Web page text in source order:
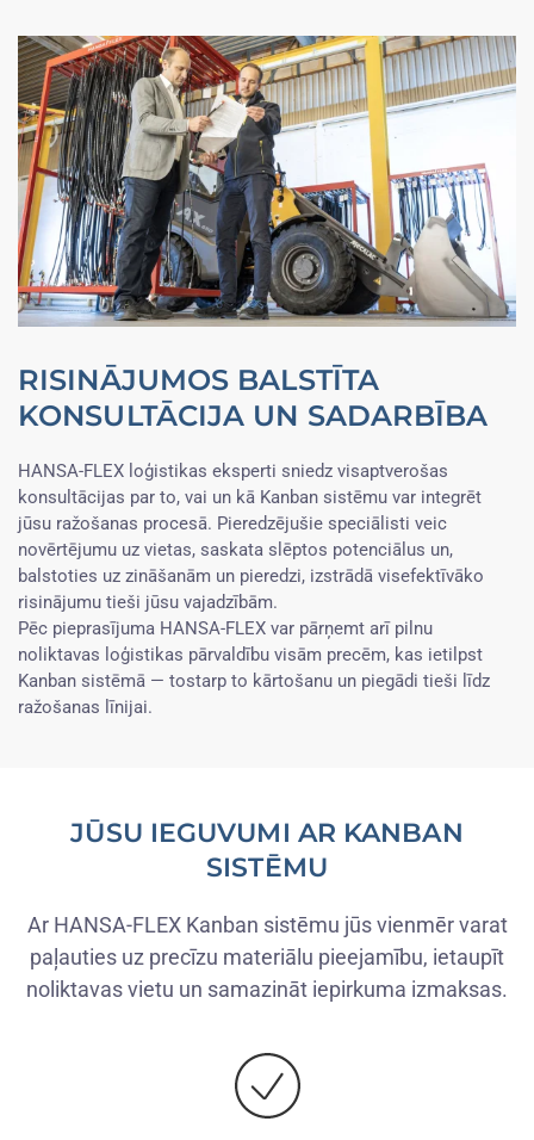
RISINĀJUMOS BALSTĪTA
KONSULTĀCIJA UN SADARBĪBA
HANSA-FLEX loģistikas eksperti sniedz visaptverošas
konsultācijas par to, vai un kā Kanban sistēmu var integrēt
jūsu ražošanas procesā. Pieredzējušie speciālisti veic
novērtējumu uz vietas, saskata slēptos potenciālus un,
balstoties uz zināšanām un pieredzi, izstrādā visefektīvāko
risinājumu tieši jūsu vajadzībām.
Pēc pieprasījuma HANSA-FLEX var pārņemt arī pilnu
noliktavas loģistikas pārvaldību visām precēm, kas ietilpst
Kanban sistēmā — tostarp to kārtošanu un piegādi tieši līdz
ražošanas līnijai.
JŪSU IEGUVUMI AR KANBAN
SISTĒMU
Ar HANSA-FLEX Kanban sistēmu jūs vienmēr varat
paļauties uz precīzu materiālu pieejamību, ietaupīt
noliktavas vietu un samazināt iepirkuma izmaksas.